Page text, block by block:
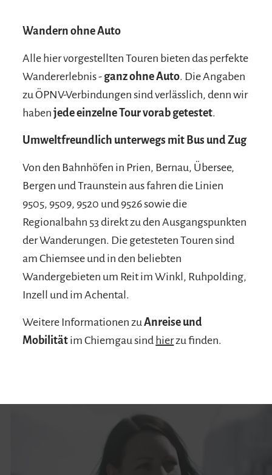
Wandern ohne Auto
Alle hier vorgestellten Touren bieten das perfekte
Wandererlebnis - ganz ohne Auto. Die Angaben
zu ÖPNV-Verbindungen sind verlässlich, denn wir
habenjede einzelne Tour vorab getestet.
Umweltfreundlich unterwegs mit Bus und Zug
Von den Bahnhöfen in Prien, Bernau, Übersee,
Bergen und Traunstein aus fahren die Linien
9505, 9509, 9520 und 9526 sowie die
Regionalbahn 53 direkt zu den Ausgangspunkten
der Wanderungen. Die getesteten Touren sind
am Chiemsee und in den beliebten
Wandergebieten um Reit im Winkl, Ruhpolding,
Inzell und im Achental.
Weitere Informationen zuAnreise und
Mobilität im Chiemgau sind hierzu finden.